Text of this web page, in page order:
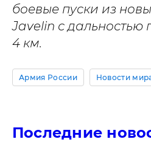
боевые пуски из
Javelin с
4 км.
Армия России Новости
Последние